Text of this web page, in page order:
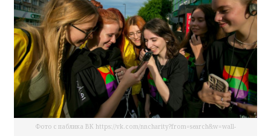
Фото с паблика ВК https://vk.com/nncharity?from=search&w=wall-